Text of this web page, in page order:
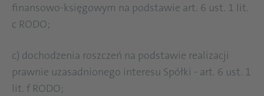
finansowo-księgowym na podstawie art. 6 ust. 1 lit.
c RODO;
c) dochodzenia roszczeń na podstawie realizacji
prawnie uzasadnionego interesu Spółki - art. 6 ust. 1
lit. f RODO;